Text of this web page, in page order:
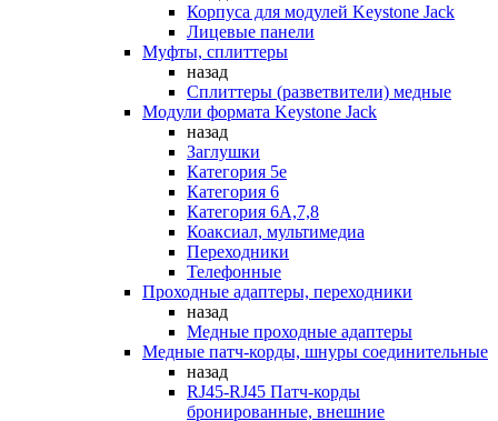
Корпуса для модулей Keystone Jack
Лицевые панели
Муфты, сплиттеры
назад
Сплиттеры (разветвители) медные
Модули формата Keystone Jack
назад
Заглушки
Категория 5е
Категория 6
Категория 6А,7,8
Коаксиал, мультимедиа
Переходники
Телефонные
Проходные адаптеры, переходники
назад
Медные проходные адаптеры
Медные патч-корды, шнуры соединительные
назад
RJ45-RJ45 Патч-корды
бронированные, внешние